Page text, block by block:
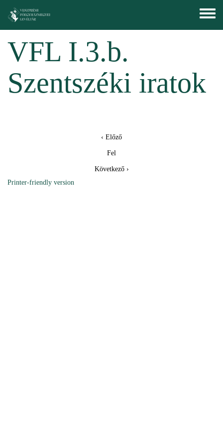
Toggle
menu
VFL I.3.b.
Szentszéki iratok
‹ Előző
Fel
Következő ›
Printer-friendly version